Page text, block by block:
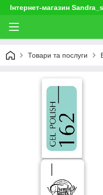
Інтернет-магазин
Товари та послуги